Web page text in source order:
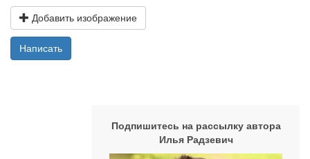
Добавить изображение
Написать
Подпишитесь на рассылку автора
Илья Радзевич